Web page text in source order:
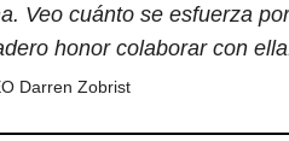
Veo cuánto se esfuerza
honor colaborar con
Darren Zobrist